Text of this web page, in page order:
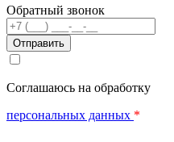
Обратный звонок
Телефон
Соглашаюсь на обработку
персональных данных *